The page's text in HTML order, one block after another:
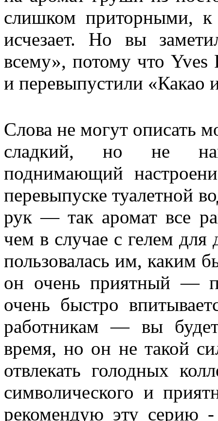
слишком приторными,
исчезает. Но вы
всему», потому что
и перевыпустили «Какао
Слова не могут описать
сладкий, но не
поднимающий
перевыпуске туалетной
рук — так аромат все
чем в случае с гелем
пользовалась им, каким
он очень приятный —
очень быстро
работникам — вы
время, но он не такой
отвлекать голодных
символического и
рекомендую эту серию